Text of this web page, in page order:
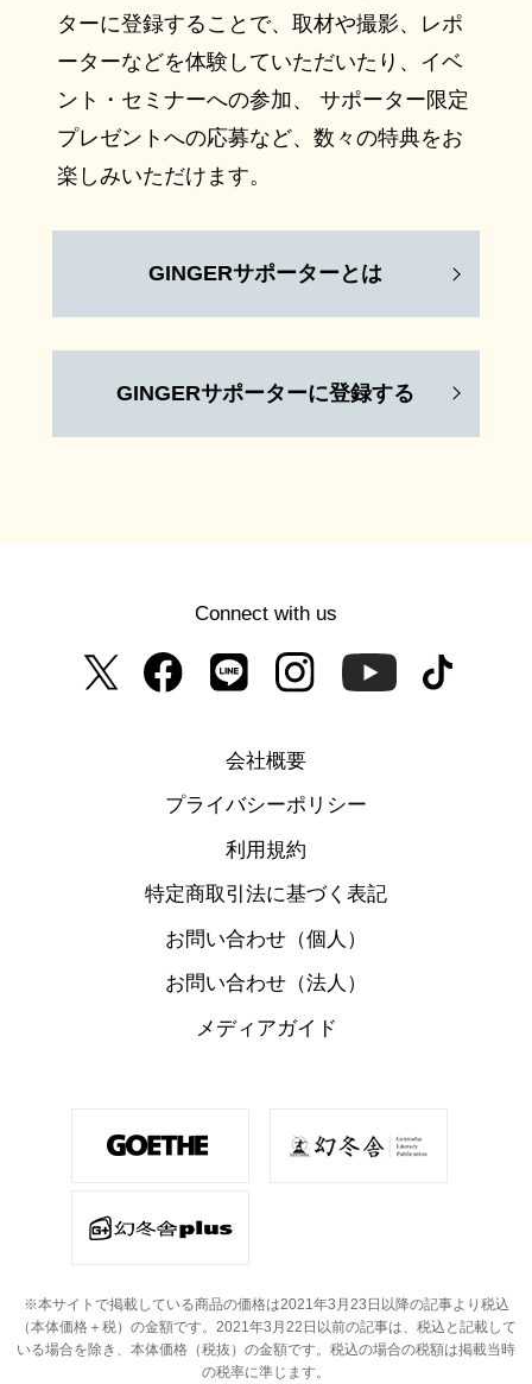
ターに登録することで、取材や撮影、レポ
ーターなどを体験していただいたり、イベ
ント・セミナーへの参加、 サポーター限定
プレゼントへの応募など、数々の特典をお
楽しみいただけます。
GINGERサポーターとは
GINGERサポーターに登録する
Connect with us
会社概要
プライバシーポリシー
利用規約
特定商取引法に基づく表記
お問い合わせ（個人）
お問い合わせ（法人）
メディアガイド
※本サイトで掲載している商品の価格は2021年3月23日以降の記事より税込
（本体価格＋税）の金額です。 2021年3月22日以前の記事は、税込と記載して
いる場合を除き、本体価格（税抜）の金額です。 税込の場合の税額は掲載当時
の税率に準じます。